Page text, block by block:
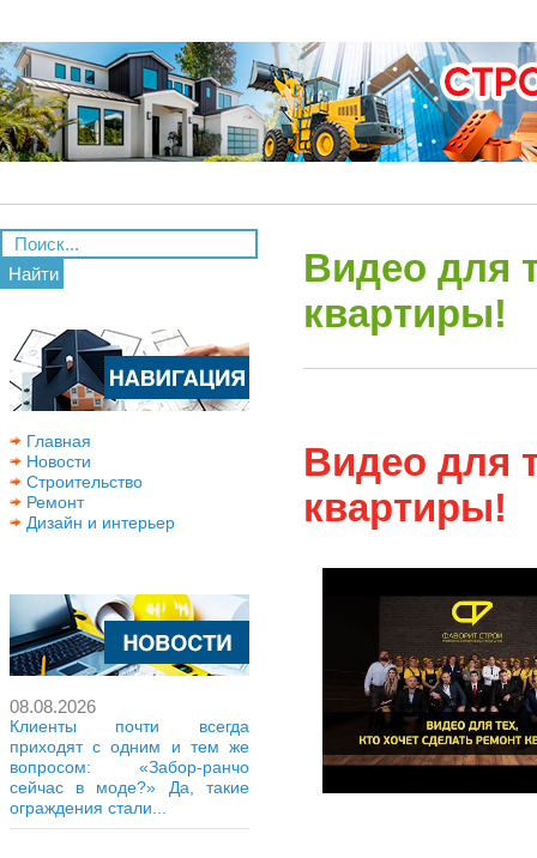
Найти
Главная
Новости
Строительство
Ремонт
Дизайн и интерьер
08.08.2026
Клиенты почти всегда
приходят с одним и тем же
вопросом: «Забор-ранчо
сейчас в моде?» Да, такие
ограждения стали...
Видео для
квартиры!
Видео для
квартиры!